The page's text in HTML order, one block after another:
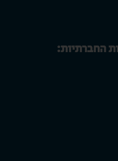
החברתיות: